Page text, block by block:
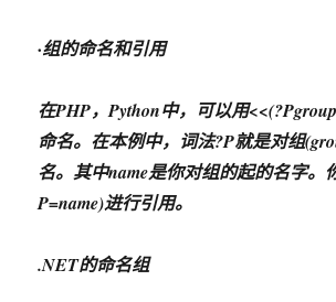
·组的命名和引用
在PHP，Python中，可以用<<(?P
命名。在本例中，词法?P就是对组
名。其中name是你对组的起的名字。
P=name)进行引用。
.NET的命名组